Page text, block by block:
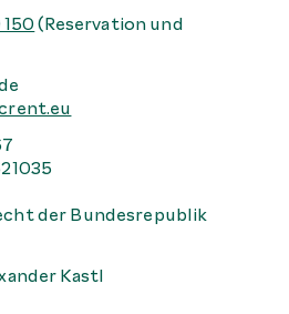
(Reservation und
der Bundesrepublik
Kastl